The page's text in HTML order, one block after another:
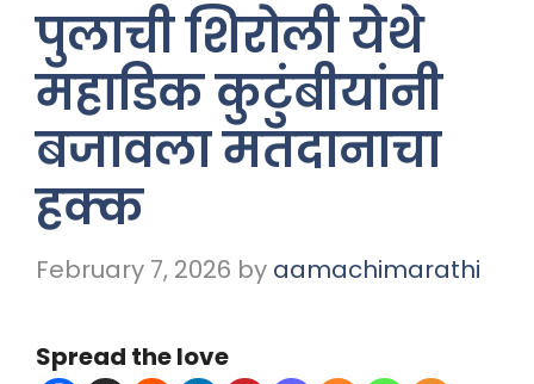
पुलाची शिरोली येथे
महाडिक कुटुंबीयांनी
बजावला मतदानाचा
हक्क
February 7, 2026 by aamachimarathi
Spread the love